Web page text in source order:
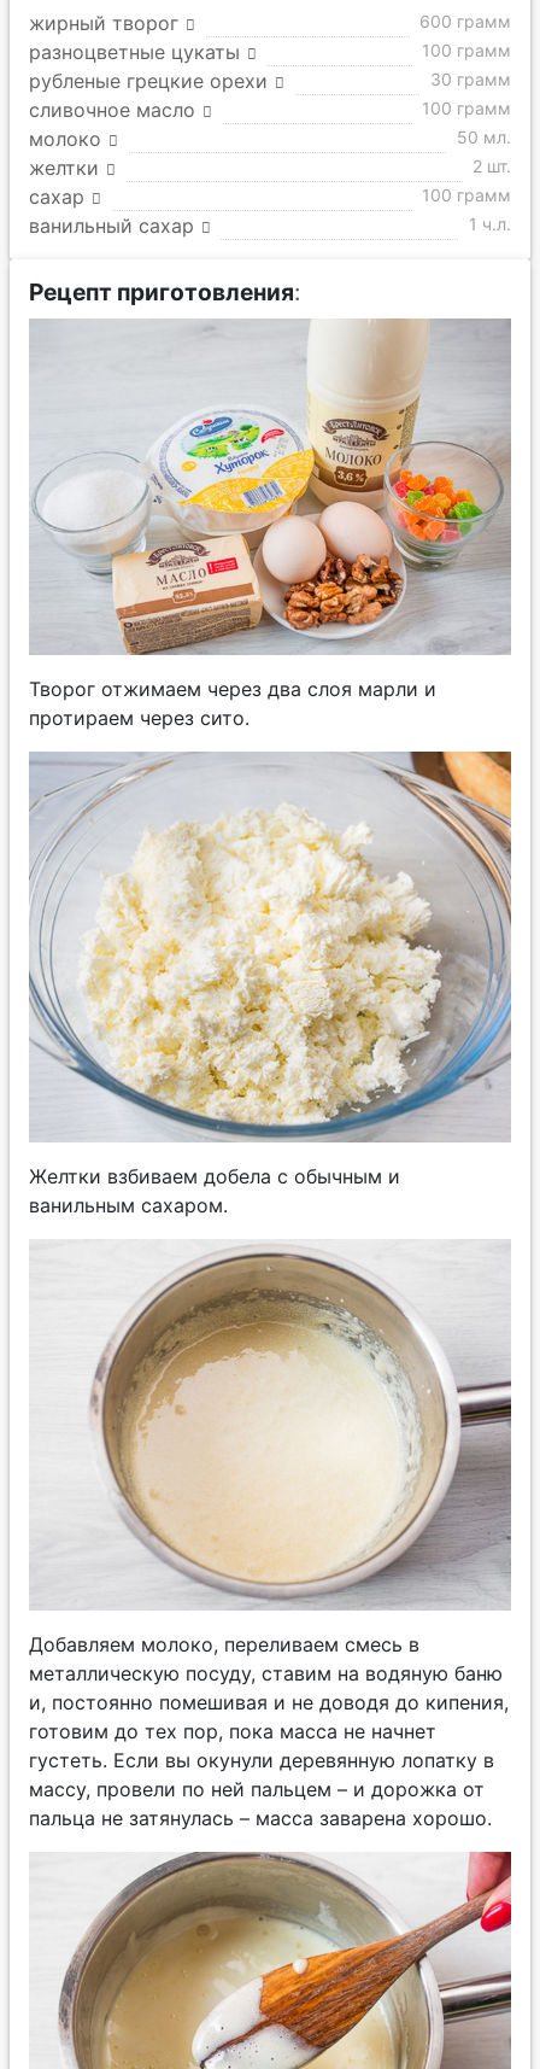
жирный творог 600 грамм
разноцветные цукаты 100 грамм
рубленые грецкие орехи 30 грамм
сливочное масло 100 грамм
молоко 50 мл.
желтки 2 шт.
сахар 100 грамм
ванильный сахар 1 ч.л.
Рецепт приготовления:
Творог отжимаем через два слоя марли и
протираем через сито.
Желтки взбиваем добела с обычным и
ванильным сахаром.
Добавляем молоко, переливаем смесь в
металлическую посуду, ставим на водяную баню
и, постоянно помешивая и не доводя до кипения,
готовим до тех пор, пока масса не начнет
густеть. Если вы окунули деревянную лопатку в
массу, провели по ней пальцем – и дорожка от
пальца не затянулась – масса заварена хорошо.